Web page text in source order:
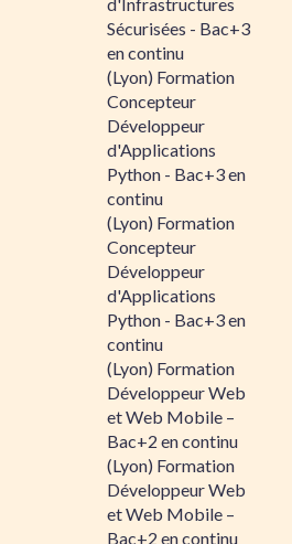
Sécurisées - Bac+3
en continu
(Lyon) Formation
Concepteur
Développeur
d'Applications
Python - Bac+3 en
continu
(Lyon) Formation
Concepteur
Développeur
d'Applications
Python - Bac+3 en
continu
(Lyon) Formation
Développeur Web
et Web Mobile –
Bac+2 en continu
(Lyon) Formation
Développeur Web
et Web Mobile –
Bac+2 en continu